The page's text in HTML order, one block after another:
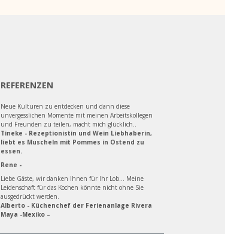
REFERENZEN
Neue Kulturen zu entdecken und dann diese
unvergesslichen Momente mit meinen Arbeitskollegen
und Freunden zu teilen, macht mich glücklich..
Tineke - Rezeptionistin und Wein Liebhaberin,
liebt es Muscheln mit Pommes in Ostend zu
essen.
Rene -
Liebe Gäste, wir danken Ihnen für Ihr Lob... Meine
Leidenschaft für das Kochen könnte nicht ohne Sie
ausgedrückt werden.
Alberto - Küchenchef der Ferienanlage Rivera
Maya -Mexiko –